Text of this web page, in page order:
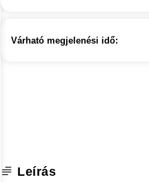
Várható megjelenési idő:
Leírás